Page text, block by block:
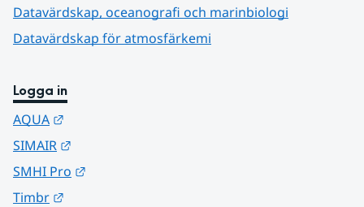
Datavärdskap, oceanografi och marinbiologi
Datavärdskap för atmosfärkemi
Logga in
AQUA
SIMAIR
SMHI Pro
Timbr